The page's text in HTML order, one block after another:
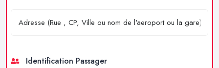
Identification Passager